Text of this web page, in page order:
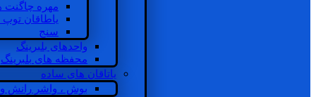
مهره چاگنت
یاطاقان
سنج
واحدهای بلبرینگ
محفظه های بلبرینگ
یاتاقان های ساده
بوش ، واشر رانش و